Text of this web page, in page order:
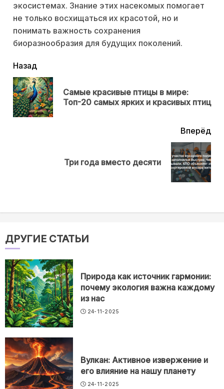
экосистемах. Знание этих насекомых помогает
не только восхищаться их красотой, но и
понимать важность сохранения
биоразнообразия для будущих поколений.
читать
еще
Назад
Самые красивые птицы в мире:
Топ-20 самых ярких и красивых птиц
Вперёд
Три года вместо десяти
ДРУГИЕ СТАТЬИ
Природа как источник гармонии:
почему экология важна каждому
из нас
24-11-2025
Вулкан: Активное извержение и
его влияние на нашу планету
24-11-2025